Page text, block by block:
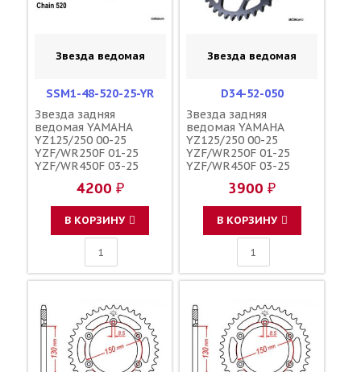
Звезда ведомая
SSM1-48-520-25-YR
Звезда задняя
ведомая YAMAHA
YZ125/250 00-25
YZF/WR250F 01-25
YZF/WR450F 03-25
зубов 48 / MRP JTR251
1-3592-48
4200 ₽
В КОРЗИНУ
Звезда ведомая
D34-52-050
Звезда задняя
ведомая YAMAHA
YZ125/250 00-25
YZF/WR250F 01-25
YZF/WR450F 03-25
зубов 50 / DRC JTR251
1-3592-50 B2W-25450-
00-00 5TJ-25450-80-00
3900 ₽
В КОРЗИНУ